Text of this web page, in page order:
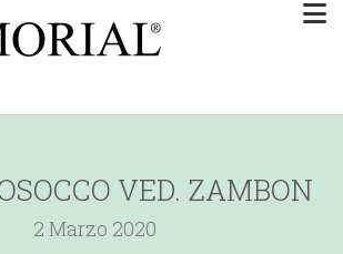
VED. ZAMBON
2 Marzo 2020